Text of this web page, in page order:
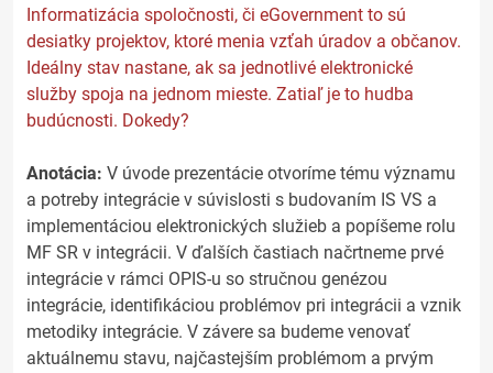
Informatizácia spoločnosti, či eGovernment to sú
desiatky projektov, ktoré menia vzťah úradov a občanov.
Ideálny stav nastane, ak sa jednotlivé elektronické
služby spoja na jednom mieste. Zatiaľ je to hudba
budúcnosti. Dokedy?
Anotácia: V úvode prezentácie otvoríme tému významu
a potreby integrácie v súvislosti s budovaním IS VS a
implementáciou elektronických služieb a popíšeme rolu
MF SR v integrácii. V ďalších častiach načrtneme prvé
integrácie v rámci OPIS-u so stručnou genézou
integrácie, identifikáciou problémov pri integrácii a vznik
metodiky integrácie. V závere sa budeme venovať
aktuálnemu stavu, najčastejším problémom a prvým